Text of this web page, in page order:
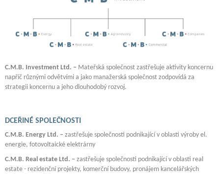
C.M.B. Investment Ltd. – Mateřská společnost zastřešuje aktivity koncernu
napříč různými odvětvími a jako manažerská společnost zodpovídá za
strategii koncernu a jeho dlouhodobý rozvoj.
DCEŘINÉ SPOLEČNOSTI
C.M.B. Energy Ltd. – zastřešuje společnosti podnikající v oblasti výroby el.
energie, fotovoltaické elektrárny
C.M.B. Real estate Ltd. – zastřešuje společnosti podnikající v oblasti real
estate - rezidenční projekty, komerční budovy, pronájem kancelářských